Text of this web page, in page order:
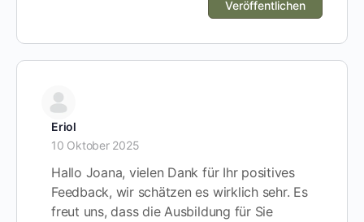
Eriol
10 Oktober 2025
Hallo Joana, vielen Dank für Ihr positives
Feedback, wir schätzen es wirklich sehr. Es
freut uns, dass die Ausbildung für Sie